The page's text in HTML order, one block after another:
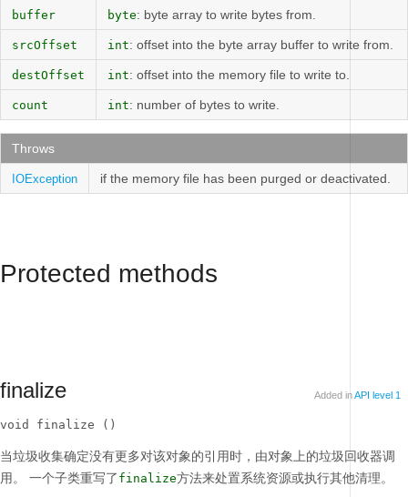
buffer byte: byte array to write bytes from.
srcOffset int: offset into the byte array buffer to write from.
destOffset int: offset into the memory file to write to.
count int: number of bytes to write.
Throws
IOException if the memory file has been purged or deactivated.
Protected methods
finalize Added inAPI level 1
void finalize ()
当垃圾收集确定没有更多对该对象的引用时，由对象上的垃圾回收器调
用。
一个子类重写了 finalize方法来处置系统资源或执行其他清理。